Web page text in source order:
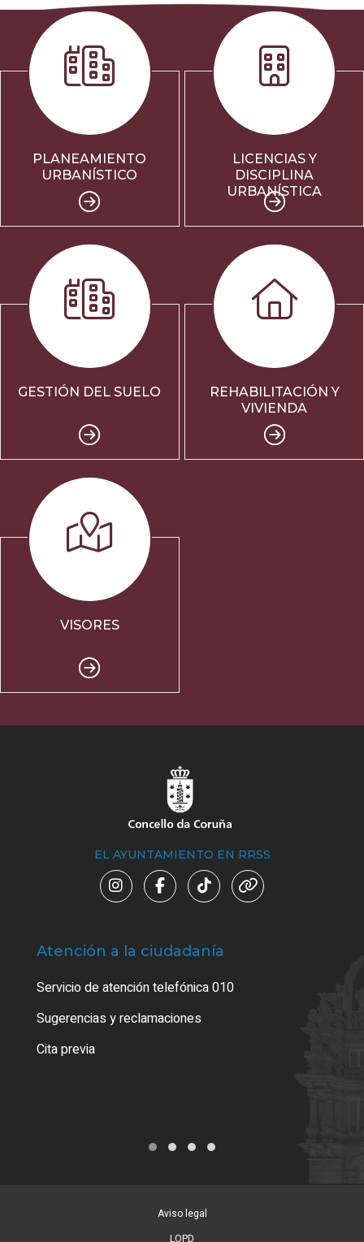
PLANEAMIENTO
URBANÍSTICO
LICENCIAS Y
DISCIPLINA
URBANÍSTICA
GESTIÓN DEL SUELO
REHABILITACIÓN Y
VIVIENDA
VISORES
EL AYUNTAMIENTO EN RRSS
Atención a la ciudadanía
Servicio de atención telefónica 010
Sugerencias y reclamaciones
Cita previa
Aviso legal
LOPD